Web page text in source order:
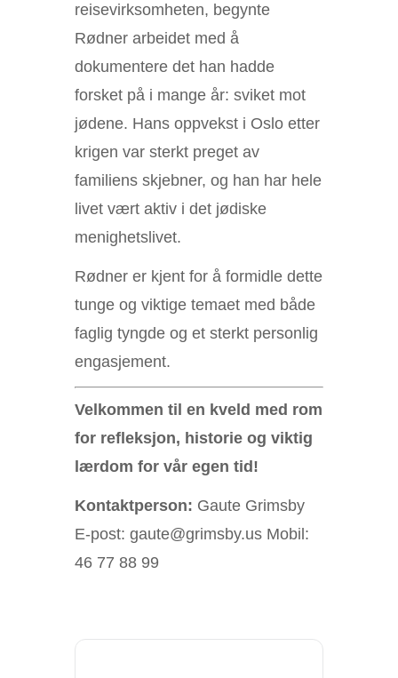
reisevirksomheten, begynte
Rødner arbeidet med å
dokumentere det han hadde
forsket på i mange år: sviket mot
jødene. Hans oppvekst i Oslo etter
krigen var sterkt preget av
familiens skjebner, og han har hele
livet vært aktiv i det jødiske
menighetslivet.
Rødner er kjent for å formidle dette
tunge og viktige temaet med både
faglig tyngde og et sterkt personlig
engasjement.
Velkommen til en kveld med rom
for refleksjon, historie og viktig
lærdom for vår egen tid!
Kontaktperson: Gaute Grimsby
E-post: gaute@grimsby.us Mobil:
46 77 88 99